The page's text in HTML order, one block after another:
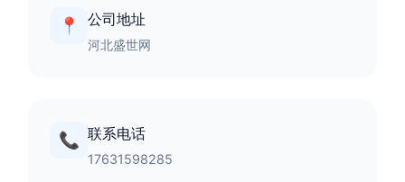
📍 公司地址
河北盛世网
📞 联系电话
17631598285